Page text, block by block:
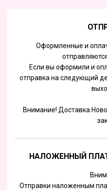
Оформленные и
Если вы оформили и
отправка на следующий
Внимание! Доставка
НАЛОЖЕННЫЙ
Отправки наложенным